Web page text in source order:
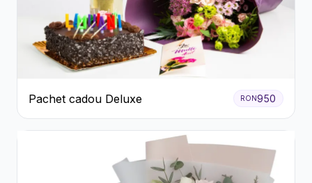
Pachet cadou Deluxe RON950